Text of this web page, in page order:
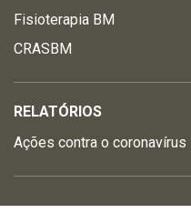
Fisioterapia BM
CRASBM
RELATÓRIOS
Ações contra o coronavírus